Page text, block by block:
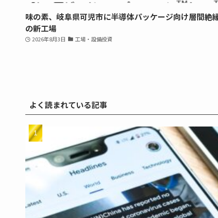
味の素、岐阜県可児市に半導体パッケージ向け層間絶
の新工場
2026年8月3日 工場・設備投資
よく読まれている記事